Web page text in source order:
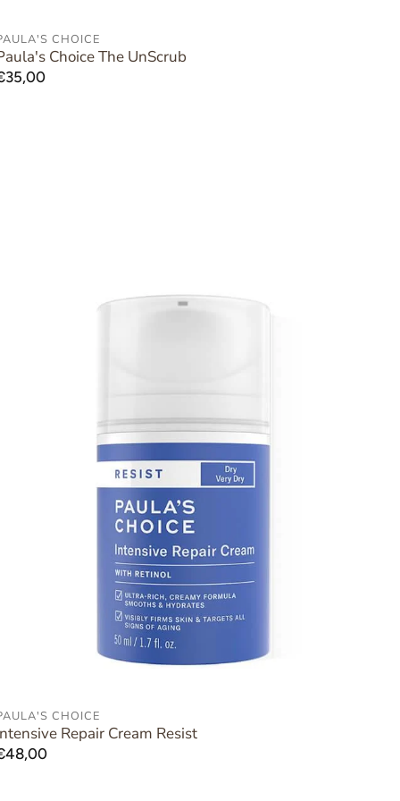
AAN WINKELWAGEN TOEVOEGEN
CHOICE
Choice The UnScrub
AAN WINKELWAGEN TOEVOEGEN
CHOICE
Repair Cream Resist